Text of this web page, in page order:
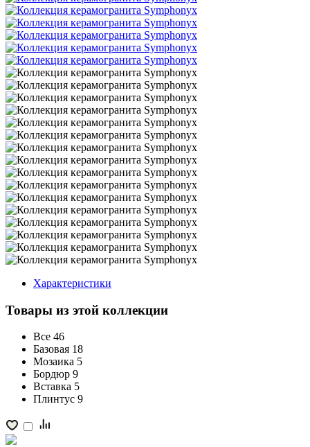
Характеристики
Товары из этой коллекции
Все 46
Базовая 18
Мозаика 5
Бордюр 9
Вставка 5
Плинтус 9